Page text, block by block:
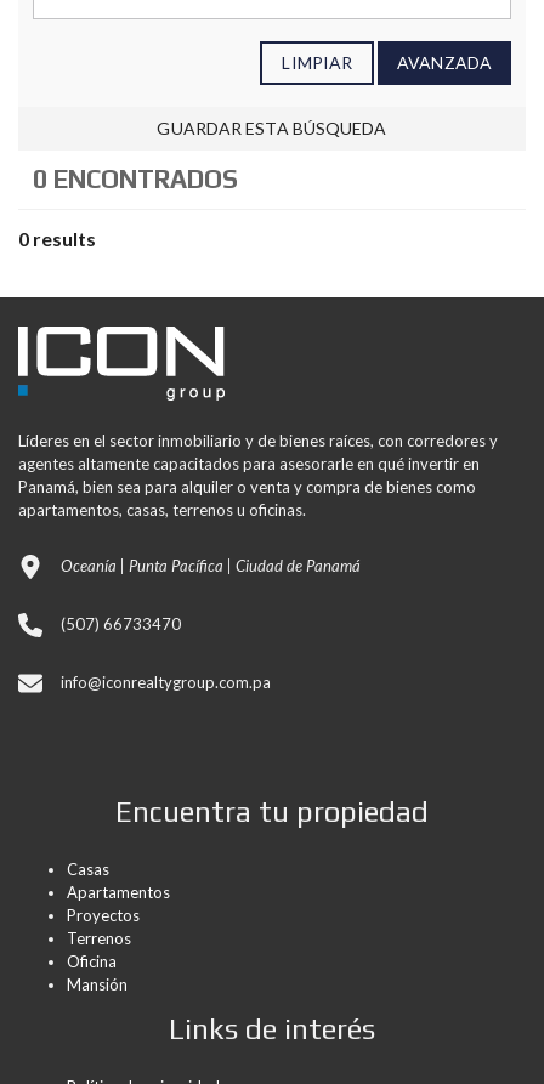
LIMPIAR AVANZADA
GUARDAR ESTA BÚSQUEDA
0 ENCONTRADOS
0 results
Líderes en el sector inmobiliario y de bienes raíces, con corredores y
agentes altamente capacitados para asesorarle en qué invertir en
Panamá, bien sea para alquiler o venta y compra de bienes como
apartamentos, casas, terrenos u oficinas.
Oceanía | Punta Pacífica | Ciudad de Panamá
(507) 66733470
info@iconrealtygroup.com.pa
Encuentra tu propiedad
Casas
Apartamentos
Proyectos
Terrenos
Oficina
Mansión
Links de interés